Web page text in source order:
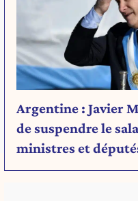
Argentine : Javier
de suspendre le
ministres et
déficit budgétaire